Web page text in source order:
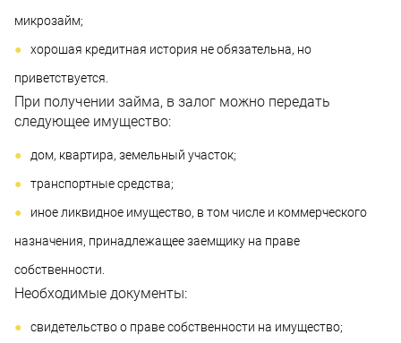
микрозайм;
хорошая кредитная история не обязательна, но
приветствуется.
При получении займа, в залог можно передать
следующее имущество:
дом, квартира, земельный участок;
транспортные средства;
иное ликвидное имущество, в том числе и коммерческого
назначения, принадлежащее заемщику на праве
собственности.
Необходимые документы:
свидетельство о праве собственности на имущество;